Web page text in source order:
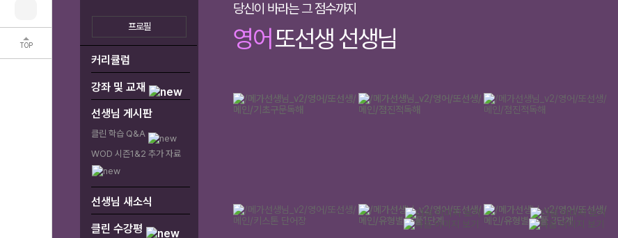
TOP
커리큘럼
강좌 및 교재
선생님 게시판
클린 학습 Q&A
WOD 시즌1&2 추가 자료
선생님 새소식
클린 수강평
당신이 바라는 그 점수까지
영어 또선생 선생님
프로필